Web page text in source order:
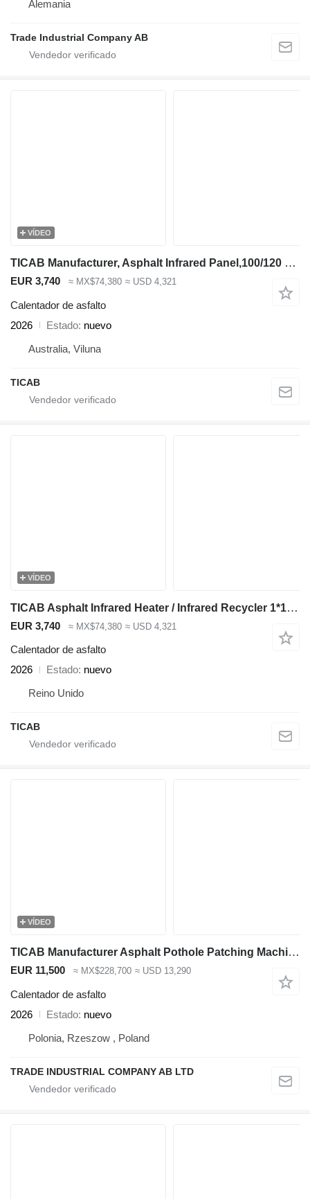
Alemania
Trade Industrial Company AB
VÍDEO
TICAB Manufacturer, Asphalt Infrared Panel,100/120 cm,Infrared Asphalt
EUR 3,740 ≈ MX$74,380 ≈ USD 4,321
Calentador de asfalto
2026
Estado nuevo
Australia, Viluna
TICAB
VÍDEO
TICAB Asphalt Infrared Heater / Infrared Recycler 1*1.2 m,2*0.6 from M
EUR 3,740 ≈ MX$74,380 ≈ USD 4,321
Calentador de asfalto
2026
Estado nuevo
Reino Unido
TICAB
VÍDEO
TICAB Manufacturer Asphalt Pothole Patching Machine / Pothole Patcher
EUR 11,500 ≈ MX$228,700 ≈ USD 13,290
Calentador de asfalto
2026
Estado nuevo
Polonia, Rzeszow , Poland
TRADE INDUSTRIAL COMPANY AB LTD